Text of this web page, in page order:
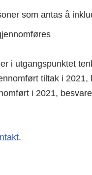
som antas å
i utgangspunktet
tiltak i
i 2021,
.